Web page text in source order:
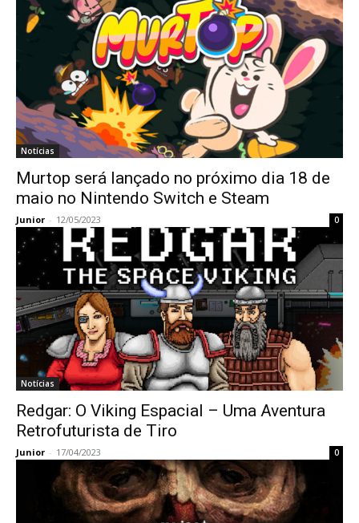
Notícias
Murtop será lançado no próximo dia 18 de
maio no Nintendo Switch e Steam
Junior - 12/05/2023 0
Notícias
Redgar: O Viking Espacial – Uma Aventura
Retrofuturista de Tiro
Junior - 17/04/2023 0